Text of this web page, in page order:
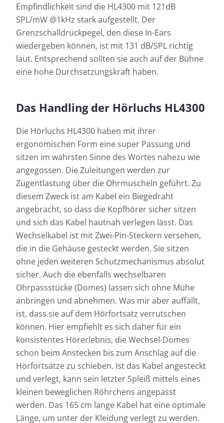
Empfindlichkeit sind die HL4300 mit 121dB
SPL/mW @1kHz stark aufgestellt. Der
Grenzschalldruckpegel, den diese In-Ears
wiedergeben können, ist mit 131 dB/SPL richtig
laut. Entsprechend sollten sie auch auf der Bühne
eine hohe Durchsetzungskraft haben.
Das Handling der Hörluchs HL4300
Die Hörluchs HL4300 haben mit ihrer
ergonomischen Form eine super Passung und
sitzen im wahrsten Sinne des Wortes nahezu wie
angegossen. Die Zuleitungen werden zur
Zugentlastung über die Ohrmuscheln geführt. Zu
diesem Zweck ist am Kabel ein Biegedraht
angebracht, so dass die Kopfhörer sicher sitzen
und sich das Kabel hautnah verlegen lässt. Das
Wechselkabel ist mit Zwei-Pin-Steckern versehen,
die in die Gehäuse gesteckt werden. Sie sitzen
ohne jeden weiteren Schutzmechanismus absolut
sicher. Auch die ebenfalls wechselbaren
Ohrpassstücke (Domes) lassen sich ohne Mühe
anbringen und abnehmen. Was mir aber auffällt,
ist, dass sie auf dem Hörfortsatz verrutschen
können. Hier empfiehlt es sich daher für ein
konsistentes Hörerlebnis, die Wechsel-Domes
schon beim Anstecken bis zum Anschlag auf die
Hörfortsätze zu schieben. Ist das Kabel angesteckt
und verlegt, kann sein letzter Spleiß mittels eines
kleinen beweglichen Röhrchens angepasst
werden. Das 165 cm lange Kabel hat eine optimale
Länge, um unter der Kleidung verlegt zu werden.